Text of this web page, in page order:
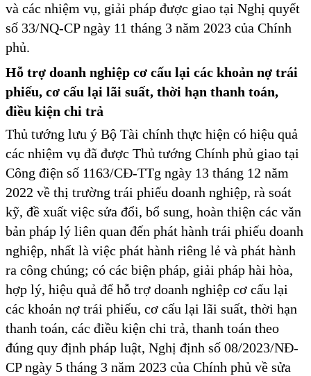
và các nhiệm vụ, giải pháp được giao tại Nghị quyết
số 33/NQ-CP ngày 11 tháng 3 năm 2023 của Chính
phủ.
Hỗ trợ doanh nghiệp cơ cấu lại các khoản nợ trái
phiếu, cơ cấu lại lãi suất, thời hạn thanh toán,
điều kiện chi trả
Thủ tướng lưu ý Bộ Tài chính thực hiện có hiệu quả
các nhiệm vụ đã được Thủ tướng Chính phủ giao tại
Công điện số 1163/CĐ-TTg ngày 13 tháng 12 năm
2022 về thị trường trái phiếu doanh nghiệp, rà soát
kỹ, đề xuất việc sửa đổi, bổ sung, hoàn thiện các văn
bản pháp lý liên quan đến phát hành trái phiếu doanh
nghiệp, nhất là việc phát hành riêng lẻ và phát hành
ra công chúng; có các biện pháp, giải pháp hài hòa,
hợp lý, hiệu quả để hỗ trợ doanh nghiệp cơ cấu lại
các khoản nợ trái phiếu, cơ cấu lại lãi suất, thời hạn
thanh toán, các điều kiện chi trả, thanh toán theo
đúng quy định pháp luật, Nghị định số 08/2023/NĐ-
CP ngày 5 tháng 3 năm 2023 của Chính phủ về sửa